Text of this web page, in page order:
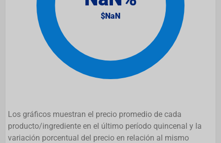
Los gráficos muestran el precio promedio de cada
producto/ingrediente en el último período quincenal y la
variación porcentual del precio en relación al mismo